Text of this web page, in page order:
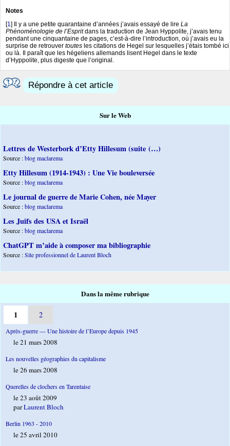
Notes
[1] Il y a une petite quarantaine d’années j’avais essayé de lire La
Phénoménologie de l’Espritdans la traduction de Jean Hyppolite, j’avais tenu
pendant une cinquantaine de pages, c’est-à-dire l’introduction, où j’avais eu la
surprise de retrouver toutes les citations de Hegel sur lesquelles j’étais tombé ici
ou là. Il paraît que les hégeliens allemands lisent Hegel dans le texte
d’Hyppolite, plus digeste que l’original.
Répondre à cet article
Sur le Web
Lettres de Westerbork d’Etty Hillesum (suite (…)
Source :blog maclarema
Etty Hillesum (1914-1943) : Une Vie bouleversée
Source :blog maclarema
Le journal de guerre de Marie Cohen, née Mayer
Source :blog maclarema
Les Juifs des USA et Israël
Source :blog maclarema
ChatGPT m’aide à composer ma bibliographie
Source :Site professionnel de Laurent Bloch
Dans la même rubrique
1 2
Après-guerre — Une histoire de l’Europe depuis 1945
le 21 mars 2008
Les nouvelles géographies du capitalisme
le 26 mars 2008
Querelles de clochers en Tarentaise
le 23 août 2009
parLaurent Bloch
Berlin 1963 - 2010
le 25 avril 2010